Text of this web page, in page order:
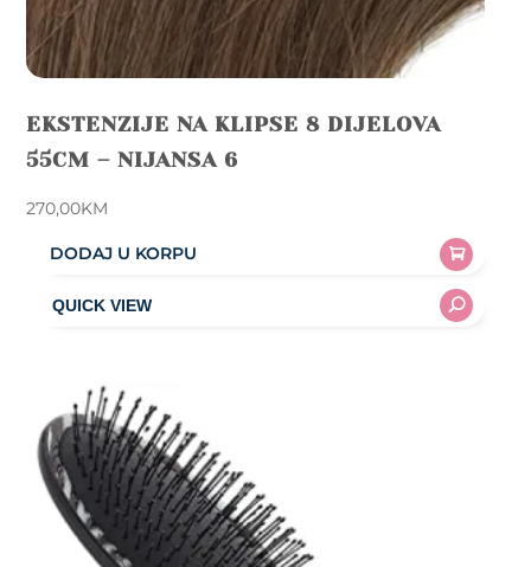
EKSTENZIJE NA KLIPSE 8 DIJELOVA
55CM – NIJANSA 6
270,00KM
DODAJ U KORPU